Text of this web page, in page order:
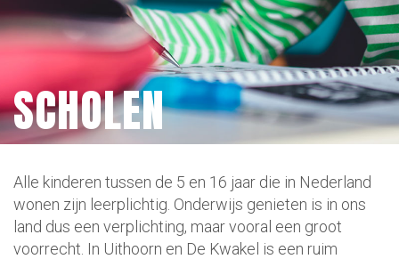
SCHOLEN
Alle kinderen tussen de 5 en 16 jaar die in Nederland
wonen zijn leerplichtig. Onderwijs genieten is in ons
land dus een verplichting, maar vooral een groot
voorrecht. In Uithoorn en De Kwakel is een ruim